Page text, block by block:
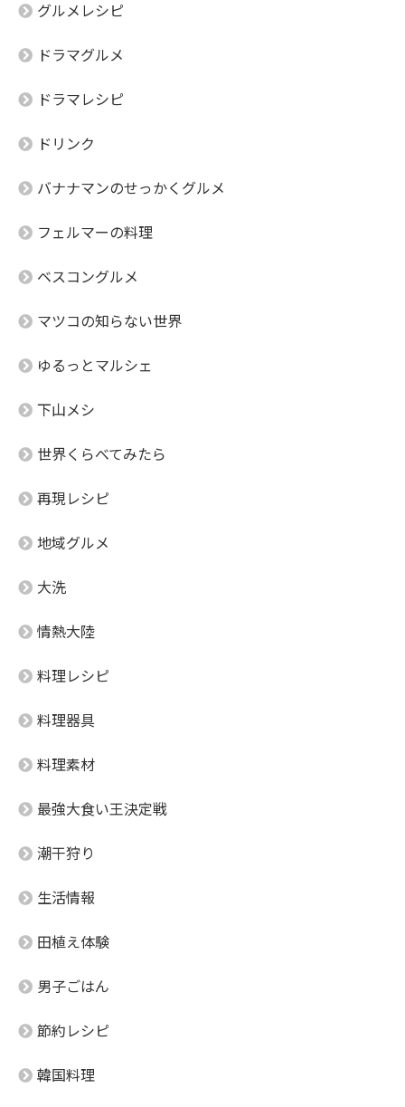
グルメレシピ
ドラマグルメ
ドラマレシピ
ドリンク
バナナマンのせっかくグルメ
フェルマーの料理
ベスコングルメ
マツコの知らない世界
ゆるっとマルシェ
下山メシ
世界くらべてみたら
再現レシピ
地域グルメ
大洗
情熱大陸
料理レシピ
料理器具
料理素材
最強大食い王決定戦
潮干狩り
生活情報
田植え体験
男子ごはん
節約レシピ
韓国料理